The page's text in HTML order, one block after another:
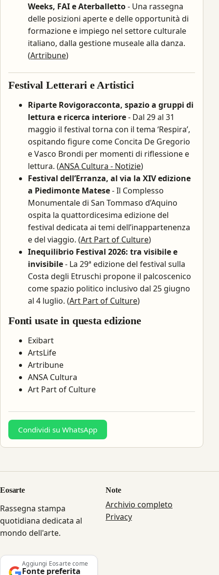
Weeks, FAI e Aterballetto- Una rassegna
delle posizioni aperte e delle opportunità di
formazione e impiego nel settore culturale
italiano, dalla gestione museale alla danza.
(Artribune)
Festival Letterari e Artistici
Riparte Rovigoracconta, spazio a gruppi di
lettura e ricerca interiore- Dal 29 al 31
maggio il festival torna con il tema ‘Respira’,
ospitando figure come Concita De Gregorio
e Vasco Brondi per momenti di riflessione e
lettura. (ANSA Cultura - Notizie)
Festival dell’Erranza, al via la XIV edizione
a Piedimonte Matese- Il Complesso
Monumentale di San Tommaso d’Aquino
ospita la quattordicesima edizione del
festival dedicata ai temi dell’inappartenenza
e del viaggio. (Art Part of Culture)
Inequilibrio Festival 2026: tra visibile e
invisibile- La 29ª edizione del festival sulla
Costa degli Etruschi propone il palcoscenico
come spazio politico inclusivo dal 25 giugno
al 4 luglio. (Art Part of Culture)
Fonti usate in questa edizione
Exibart
ArtsLife
Artribune
ANSA Cultura
Art Part of Culture
Condividi su WhatsApp
Eosarte
Rassegna stampa
quotidiana dedicata al
mondo dell'arte.
Note
Archivio completo
Privacy
Aggiungi Eosarte come
Fonte preferita